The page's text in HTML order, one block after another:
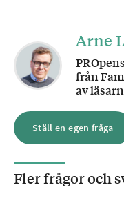
Arne
från
av
Ställ en egen fråga
Fler frågor och